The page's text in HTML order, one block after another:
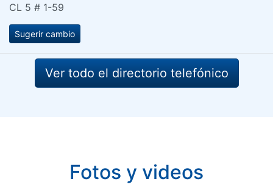
CL 5 # 1-59
Sugerir cambio
Ver todo el directorio telefónico
Fotos y videos